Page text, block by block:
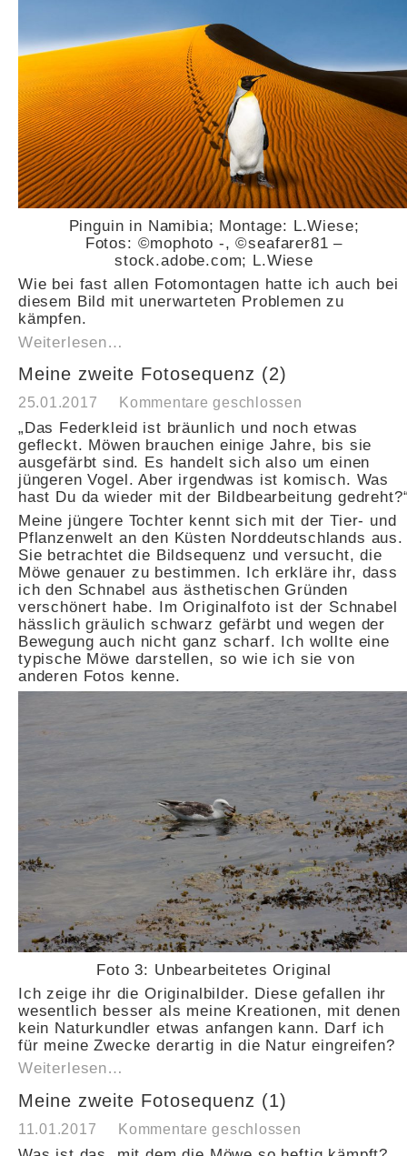
Pinguin in Namibia; Montage: L.Wiese;
Fotos: ©mophoto -, ©seafarer81 –
stock.adobe.com; L.Wiese
Wie bei fast allen Fotomontagen hatte ich auch bei
diesem Bild mit unerwarteten Problemen zu
kämpfen.
Weiterlesen…
Meine zweite Fotosequenz (2)
25.01.2017 Kommentare geschlossen
„Das Federkleid ist bräunlich und noch etwas
gefleckt. Möwen brauchen einige Jahre, bis sie
ausgefärbt sind. Es handelt sich also um einen
jüngeren Vogel. Aber irgendwas ist komisch. Was
hast Du da wieder mit der Bildbearbeitung
Meine jüngere Tochter kennt sich mit der Tier- und
Pflanzenwelt an den Küsten Norddeutschlands aus.
Sie betrachtet die Bildsequenz und versucht, die
Möwe genauer zu bestimmen. Ich erkläre ihr, dass
ich den Schnabel aus ästhetischen Gründen
verschönert habe. Im Originalfoto ist der Schnabel
hässlich gräulich schwarz gefärbt und wegen der
Bewegung auch nicht ganz scharf. Ich wollte eine
typische Möwe darstellen, so wie ich sie von
anderen Fotos kenne.
Foto 3: Unbearbeitetes Original
Ich zeige ihr die Originalbilder. Diese gefallen ihr
wesentlich besser als meine Kreationen, mit denen
kein Naturkundler etwas anfangen kann. Darf ich
für meine Zwecke derartig in die Natur eingreifen?
Weiterlesen…
Meine zweite Fotosequenz (1)
11.01.2017 Kommentare geschlossen